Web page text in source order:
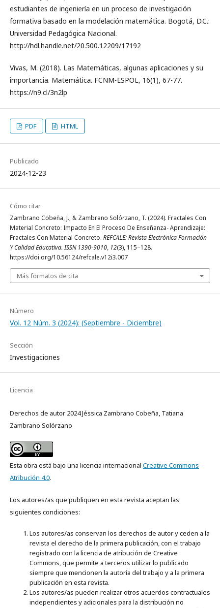
estudiantes de ingeniería en un proceso de investigación
formativa basado en la modelación matemática. Bogotá, D.C.:
Universidad Pedagógica Nacional.
http://hdl.handle.net/20.500.12209/17192
Vivas, M. (2018). Las Matemáticas, algunas aplicaciones y su
importancia. Matemática. FCNM-ESPOL, 16(1), 67-77.
https://n9.cl/3n2lp
PDF HTML
Publicado
2024-12-23
Cómo citar
Zambrano Cobeña, J., & Zambrano Solórzano, T. (2024). Fractales Con
Material Concreto: Impacto En El Proceso De Enseñanza- Aprendizaje:
Fractales Con Material Concreto. REFCALE: Revista Electrónica Formación
Y Calidad Educativa. ISSN 1390-9010, 12(3), 115–128.
https://doi.org/10.56124/refcale.v12i3.007
Más formatos de cita
Número
Vol. 12 Núm. 3 (2024): (Septiembre - Diciembre)
Sección
Investigaciones
Licencia
Derechos de autor 2024 Jéssica Zambrano Cobeña, Tatiana
Zambrano Solórzano
Esta obra está bajo una licencia internacional Creative Commons
Atribución 4.0.
Los autores/as que publiquen en esta revista aceptan las
siguientes condiciones:
Los autores/as conservan los derechos de autor y ceden a la
revista el derecho de la primera publicación, con el trabajo
registrado con la licencia de atribución de Creative
Commons, que permite a terceros utilizar lo publicado
siempre que mencionen la autoría del trabajo y a la primera
publicación en esta revista.
Los autores/as pueden realizar otros acuerdos contractuales
independientes y adicionales para la distribución no